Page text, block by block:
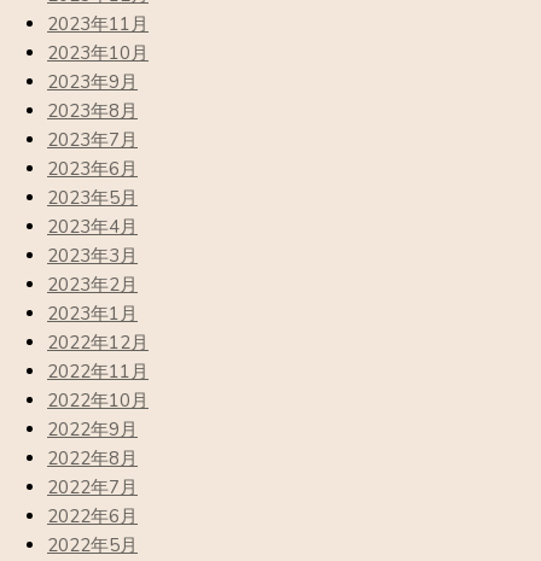
2023年11月
2023年10月
2023年9月
2023年8月
2023年7月
2023年6月
2023年5月
2023年4月
2023年3月
2023年2月
2023年1月
2022年12月
2022年11月
2022年10月
2022年9月
2022年8月
2022年7月
2022年6月
2022年5月